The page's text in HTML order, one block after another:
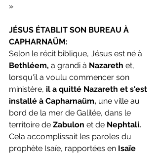
»
JÉSUS ÉTABLIT SON BUREAU À
CAPHARNAÜM:
Selon le récit biblique, Jésus est né à
Bethléem, a grandi à Nazareth et,
lorsqu'il a voulu commencer son
ministère, il a quitté Nazareth et s'est
installé à Capharnaüm, une ville au
bord de la mer de Galilée, dans le
territoire de Zabulon et de Nephtali.
Cela accomplissait les paroles du
prophète Isaïe, rapportées en Isaïe